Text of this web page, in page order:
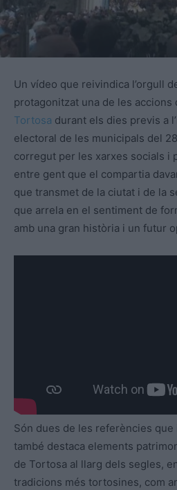
Un vídeo que reivindica l’orgull
protagonitzat una de les accions
Tortosa durant els dies previs a
electoral de les municipals del
corregut per les xarxes socials i
entre gent que el compartia
que transmet de la ciutat i de la
que arrela en el sentiment de
amb una gran història i un futur
Són dues de les referències que
també destaca elements
de Tortosa al llarg dels segles,
tradicions més tortosines, com